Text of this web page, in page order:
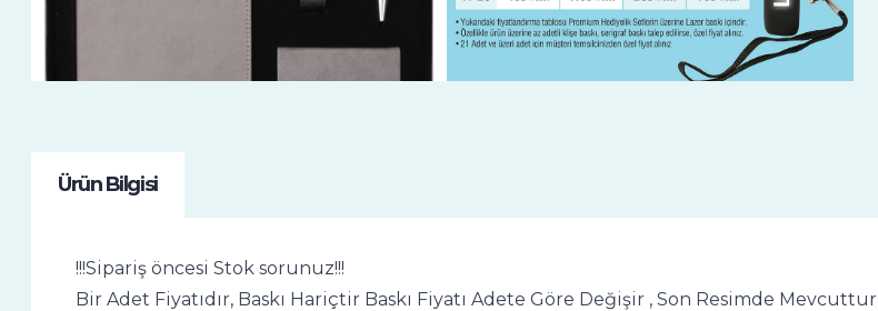
Ürün Bilgisi
!!!Sipariş öncesi Stok sorunuz!!!
Bir Adet Fiyatıdır, Baskı Hariçtir Baskı Fiyatı Adete Göre Değişir , Son Resimde Mevcuttur